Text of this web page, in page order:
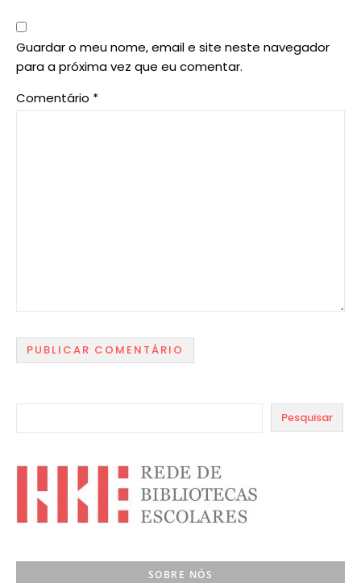
Guardar o meu nome, email e site neste navegador
para a próxima vez que eu comentar.
Comentário *
Pesquisar
SOBRE NÓS